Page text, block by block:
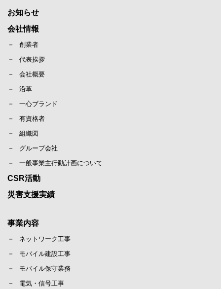
お知らせ
会社情報
創業者
代表挨拶
会社概要
沿革
一心ブランド
有資格者
組織図
グループ会社
一般事業主行動計画について
CSR活動
災害支援実績
事業内容
ネットワーク工事
モバイル建設工事
モバイル保守業務
電気・信号工事